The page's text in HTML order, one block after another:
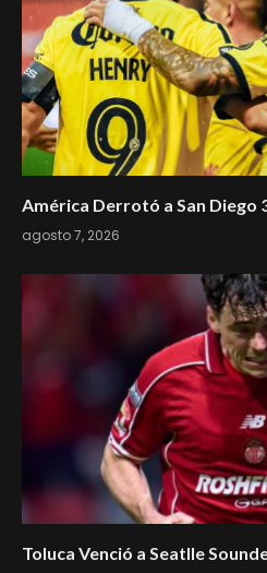
América Derrotó a San Diego
agosto 7, 2026
Toluca Venció a Seatlle